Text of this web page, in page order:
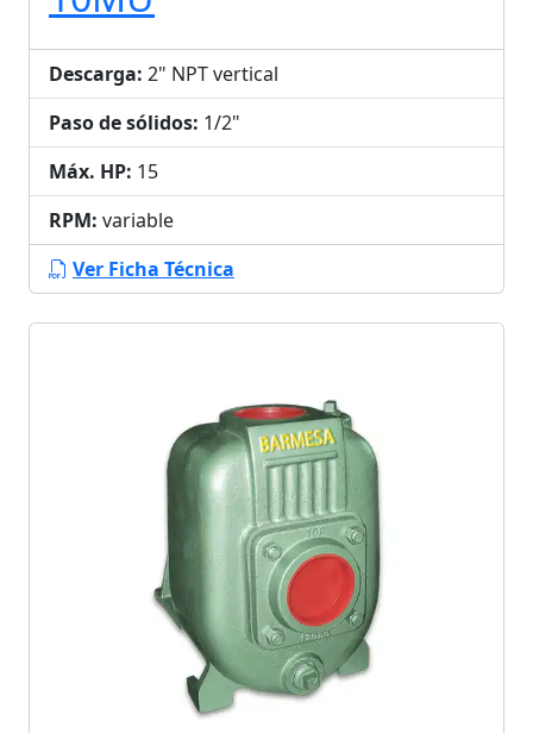
Descarga: 2" NPT vertical
Paso de sólidos: 1/2"
Máx. HP: 15
RPM: variable
Ver Ficha Técnica